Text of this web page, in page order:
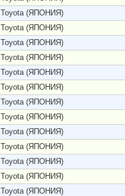
Toyota (ЯПОНИЯ)
Toyota (ЯПОНИЯ)
Toyota (ЯПОНИЯ)
Toyota (ЯПОНИЯ)
Toyota (ЯПОНИЯ)
Toyota (ЯПОНИЯ)
Toyota (ЯПОНИЯ)
Toyota (ЯПОНИЯ)
Toyota (ЯПОНИЯ)
Toyota (ЯПОНИЯ)
Toyota (ЯПОНИЯ)
Toyota (ЯПОНИЯ)
Toyota (ЯПОНИЯ)